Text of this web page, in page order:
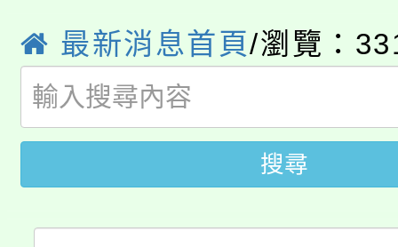
系所師生報名參加。
學籍身 分審查程序及
版
淨零綠領人才培育課程
公告本校115學年度第
代理(課)教師甄選結果(
「2026金融保險知識
車」活動
桃園市115學年度學生
生本土語及新住民語歌
公告本校115學年度第
最新消息首頁/瀏覽：
搜尋